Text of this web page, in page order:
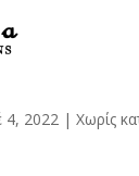
4, 2022| Χωρίς